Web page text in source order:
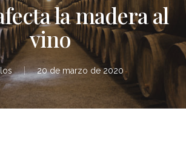
la madera al
vino
20 de marzo de 2020